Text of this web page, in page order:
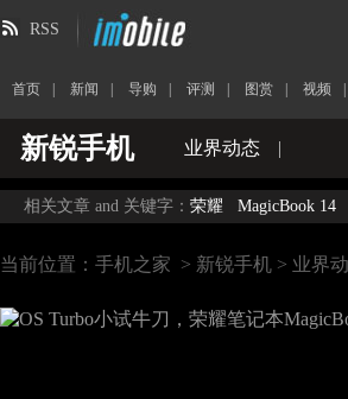
RSS
首页 新闻 导购 评测 图赏 视频
新锐手机 业界动态 |
相关文章 and 关键字： 荣耀 MagicBook 14
当前位置： 手机之家 > 新锐手机 > 业界